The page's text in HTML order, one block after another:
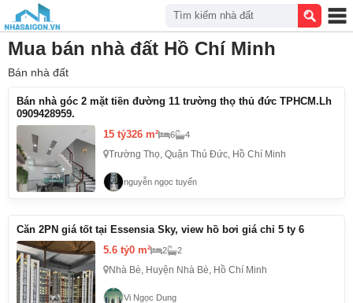
Mua bán nhà đất Hồ Chí Minh
Bán nhà đất
Bán nhà góc 2 mặt tiền đường 11 trường thọ thủ đức TPHCM.Lh
0909428959.
15 tỷ326 m² 6 4
Trường Thọ, Quận Thủ Đức, Hồ Chí Minh
nguyễn ngọc tuyến
Căn 2PN giá tốt tại Essensia Sky, view hồ bơi giá chỉ 5 ty 6
5.6 tỷ0 m² 2 2
Nhà Bè, Huyện Nhà Bè, Hồ Chí Minh
Vi Ngọc Dung
Tìm kiếm nhà đất